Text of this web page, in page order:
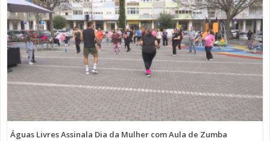
Águas Livres Assinala Dia da Mulher com Aula de Zumba